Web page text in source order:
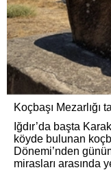
Koçbaşı Mezarlığı
Iğdır’da başta
köyde bulunan
Dönemi’nden
mirasları arasında